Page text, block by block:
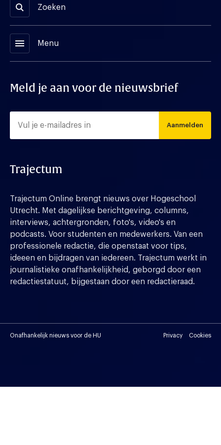
Zoeken
menu Menu
Meld je aan voor de nieuwsbrief
Aanmelden
Trajectum
Trajectum Online brengt nieuws over Hogeschool
Utrecht. Met dagelijkse berichtgeving, columns,
interviews, achtergronden, foto's, video's en
podcasts. Voor studenten en medewerkers. Van een
professionele redactie, die openstaat voor tips,
ideeen en bijdragen van iedereen. Trajectum werkt in
journalistieke onafhankelijkheid, geborgd door een
redactiestatuut, bijgestaan door een redactieraad.
Onafhankelijk nieuws voor de HU Privacy Cookies